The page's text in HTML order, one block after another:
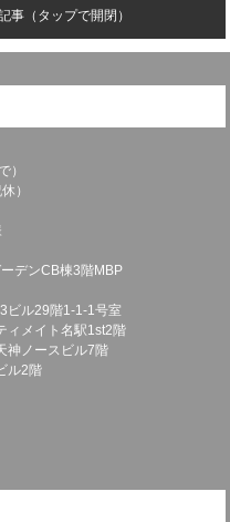
事（タップで開閉）
）
）
デンCB棟3階MBP
ビル29階1-1-1号室
ィメイト名駅1st2階
神ノースビル7階
ル2階